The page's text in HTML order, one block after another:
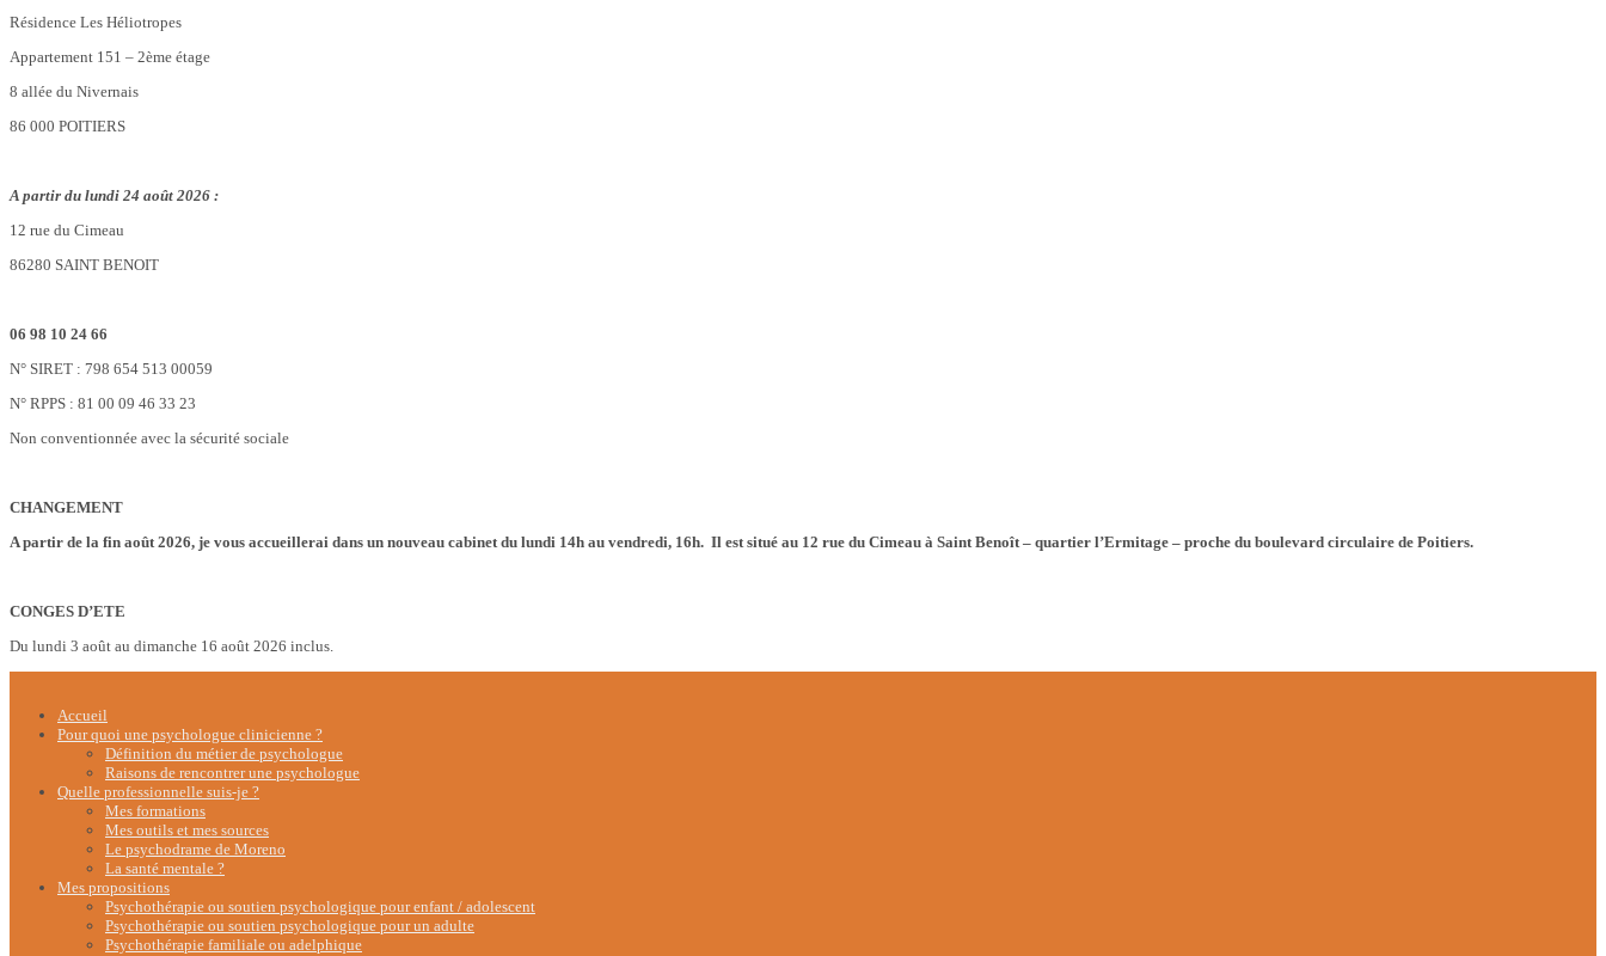
Résidence Les Héliotropes
Appartement 151 – 2ème étage
8 allée du Nivernais
86 000 POITIERS
A partir du lundi 24 août 2026 :
12 rue du Cimeau
86280 SAINT BENOIT
06 98 10 24 66
N° SIRET : 798 654 513 00059
N° RPPS : 81 00 09 46 33 23
Non conventionnée avec la sécurité sociale
CHANGEMENT
A partir de la fin août 2026, je vous accueillerai dans un nouveau cabinet du lundi 14h au vendredi, 16h. Il est situé au 12 rue du Cimeau à Saint Benoît – quartier l’Ermitage – proche du boulevard circulaire de Poitiers.
CONGES D’ETE
Du lundi 3 août au dimanche 16 août 2026 inclus.
Accueil
Pour quoi une psychologue clinicienne ?
Définition du métier de psychologue
Raisons de rencontrer une psychologue
Quelle professionnelle suis-je ?
Mes formations
Mes outils et mes sources
Le psychodrame de Moreno
La santé mentale ?
Mes propositions
Psychothérapie ou soutien psychologique pour enfant / adolescent
Psychothérapie ou soutien psychologique pour un adulte
Psychothérapie familiale ou adelphique